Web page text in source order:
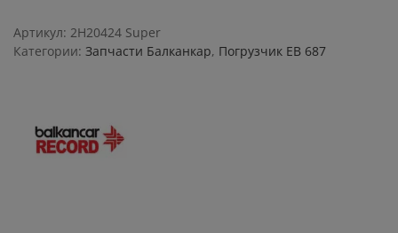
ШЛИЦАМИ
126707
5749
Артикул: 2H20424 Super
Категории: Запчасти Балканкар, Погрузчик ЕВ 687